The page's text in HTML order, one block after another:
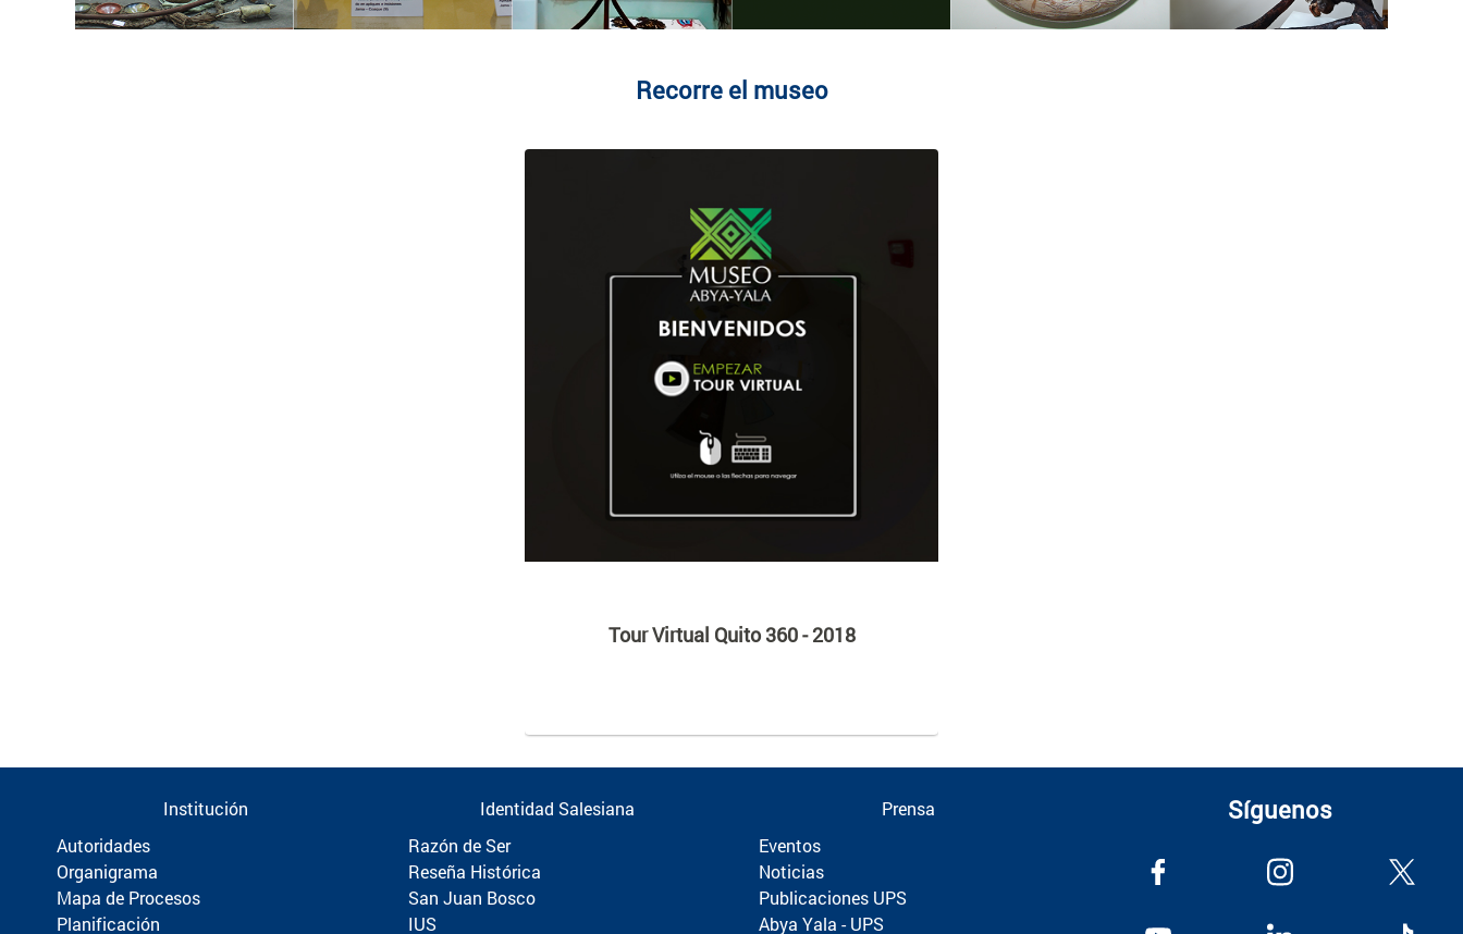
Recorre el museo
Tour Virtual Quito 360 - 2018
Institución
Autoridades
Organigrama
Mapa de Procesos
Planificación
Identidad Salesiana
Razón de Ser
Reseña Histórica
San Juan Bosco
IUS
Prensa
Eventos
Noticias
Publicaciones UPS
Abya Yala - UPS
Síguenos